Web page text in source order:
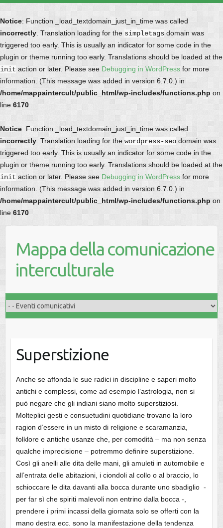
Notice: Function _load_textdomain_just_in_time was called
incorrectly . Translation loading for the simpletags domain was
triggered too early. This is usually an indicator for some code in the
plugin or theme running too early. Translations should be loaded at the
init action or later. Please see Debugging in WordPress for more
information. (This message was added in version 6.7.0.) in
/home/mappaintercult/public_html/wp-includes/functions.php on
line 6170
Notice: Function _load_textdomain_just_in_time was called
incorrectly . Translation loading for the wordpress-seo domain was
triggered too early. This is usually an indicator for some code in the
plugin or theme running too early. Translations should be loaded at the
init action or later. Please see Debugging in WordPress for more
information. (This message was added in version 6.7.0.) in
/home/mappaintercult/public_html/wp-includes/functions.php on
line 6170
Mappa della comunicazione
interculturale
Superstizione
Anche se affonda le sue radici in discipline e saperi molto
antichi e complessi, come ad esempio l’astrologia, non si
può negare che gli indiani siano molto superstiziosi.
Molteplici gesti e consuetudini quotidiane trovano la loro
ragion d’essere in un misto di religione e scaramanzia,
folklore e antiche usanze che, per comodità – ma non senza
qualche imprecisione – potremmo definire superstizione.
Così gli anelli alle dita delle mani, gli amuleti in automobile e
all’entrata delle abitazioni, i ciondoli al collo o al braccio, lo
schioccare le dita davanti alla bocca durante uno sbadiglio -
per far sì che spiriti malevoli non entrino dalla bocca -,
prendere i primi incassi della giornata solo se offerti con la
mano destra ecc. sono la manifestazione della tendenza